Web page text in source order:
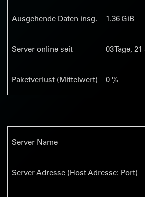
Ausgehende Daten insg. 1.36 GiB
Server online seit 03Tage, 21
Paketverlust (Mittelwert) 0 %
Server Name
Server Adresse (Host Adresse: Port)